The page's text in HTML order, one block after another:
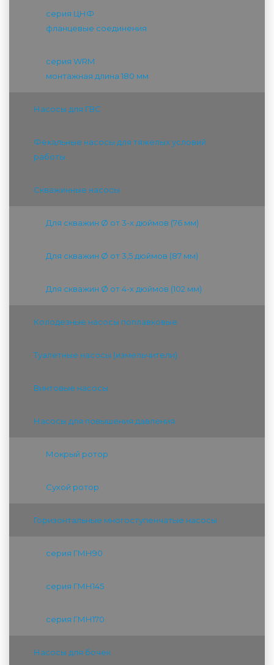
серия ЦНФ
фланцевые соединения
серия WRM
монтажная длина 180 мм
Насосы для ГВС
Фекальные насосы для тяжелых условий
работы
Скважинные насосы
Для скважин Ø от 3-х дюймов (76 мм)
Для скважин Ø от 3,5 дюймов (87 мм)
Для скважин Ø от 4-х дюймов (102 мм)
Колодезные насосы поплавковые
Туалетные насосы (измельчители)
Винтовые насосы
Насосы для повышения давления
Мокрый ротор
Сухой ротор
Горизонтальные многоступенчатые насосы
серия ГМН90
серия ГМН145
серия ГМН170
Насосы для бочек